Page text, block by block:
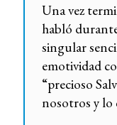
Una vez
habló
singular
emotividad
“precioso
nosotros y lo